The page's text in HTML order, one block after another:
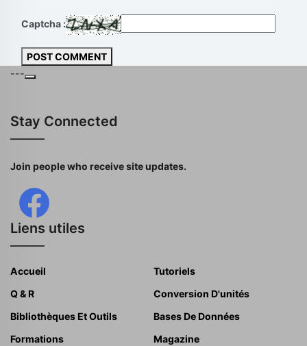
Captcha :
POST COMMENT
---
Stay Connected
Join people who receive site updates.
Liens utiles
Accueil
Tutoriels
Q & R
Conversion D'unités
Bibliothèques Et Outils
Bases De Données
Formations
Magazine